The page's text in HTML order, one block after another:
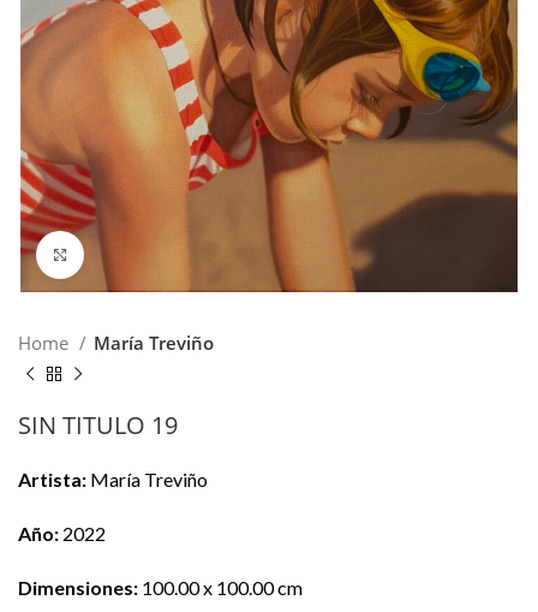
Click para hacer zoom
Home María Treviño
SIN TITULO 19
Artista: María Treviño
Año: 2022
Dimensiones: 100.00 x 100.00 cm